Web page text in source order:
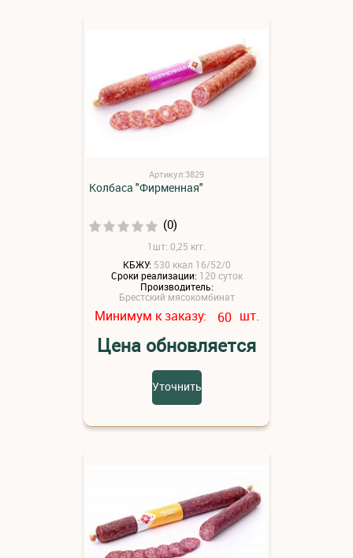
Артикул:3829
Колбаса "Фирменная"
(0)
1шт: 0,25 кгг.
КБЖУ: 530 ккал 16/52/0
Сроки реализации: 120 суток
Производитель:
Брестский мясокомбинат
Минимум к заказу: 60 шт.
Цена обновляется
Уточнить